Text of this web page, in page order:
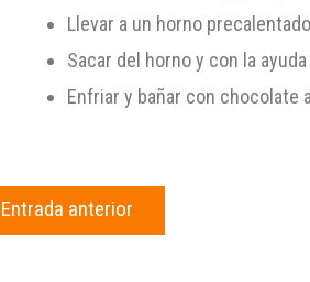
Llevar a un horno
Sacar del horno y con la
Enfriar y bañar con chocolate
Entrada anterior